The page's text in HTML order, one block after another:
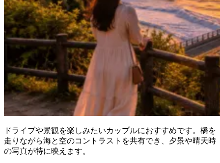
ドライブや景観を楽しみたいカップルにおすすめです。橋を
走りながら海と空のコントラストを共有でき、夕景や晴天時
の写真が特に映えます。